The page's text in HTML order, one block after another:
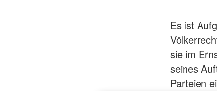
Es ist
sie im
seines
Parteien